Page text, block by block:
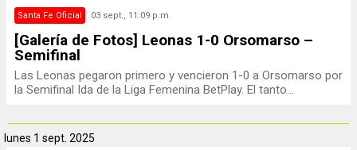
Santa Fe Oficial 03 sept., 11:09 p.m.
[Galería de Fotos] Leonas 1-0 Orsomarso –
Semifinal
Las Leonas pegaron primero y vencieron 1-0 a Orsomarso por
la Semifinal Ida de la Liga Femenina BetPlay. El tanto...
lunes 1 sept. 2025